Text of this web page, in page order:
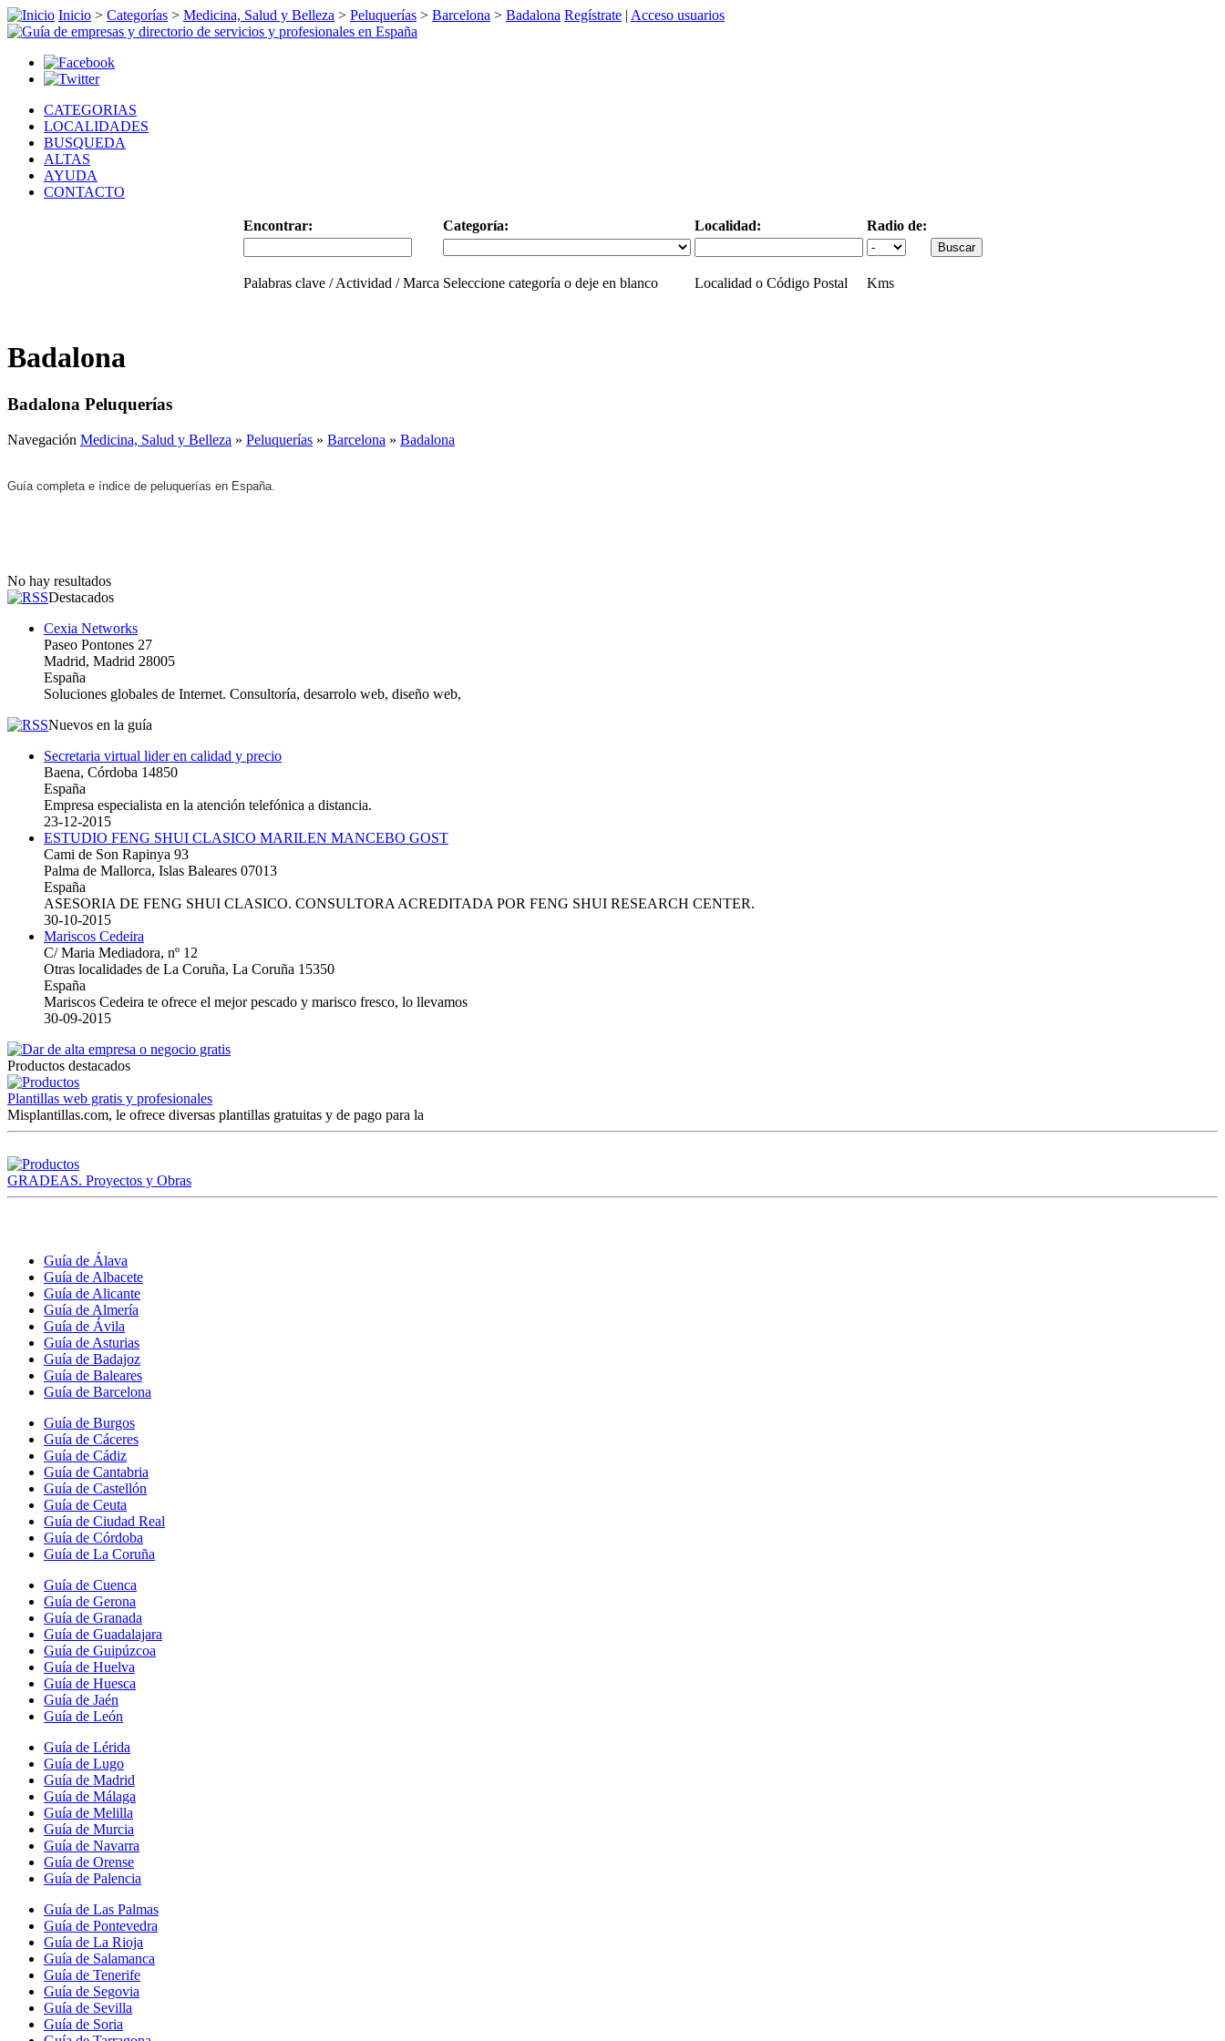
Inicio > Categorías > Medicina, Salud y Belleza > Peluquerías > Barcelona > Badalona Regístrate | Acceso usuarios
CATEGORIAS
LOCALIDADES
BUSQUEDA
ALTAS
AYUDA
CONTACTO
Encontrar: Categoría: Localidad: Radio de:
Palabras clave / Actividad / Marca Seleccione categoría o deje en blanco Localidad o Código Postal Kms
Badalona
Badalona Peluquerías
Navegación Medicina, Salud y Belleza » Peluquerías » Barcelona » Badalona
Guía completa e índice de peluquerías en España.
No hay resultados
Destacados
Cexia Networks
Paseo Pontones 27
Madrid, Madrid 28005
España
Soluciones globales de Internet. Consultoría, desarrolo web, diseño web,
Nuevos en la guía
Secretaria virtual lider en calidad y precio
Baena, Córdoba 14850
España
Empresa especialista en la atención telefónica a distancia.
23-12-2015
ESTUDIO FENG SHUI CLASICO MARILEN MANCEBO GOST
Cami de Son Rapinya 93
Palma de Mallorca, Islas Baleares 07013
España
ASESORIA DE FENG SHUI CLASICO. CONSULTORA ACREDITADA POR FENG SHUI RESEARCH CENTER.
30-10-2015
Mariscos Cedeira
C/ Maria Mediadora, nº 12
Otras localidades de La Coruña, La Coruña 15350
España
Mariscos Cedeira te ofrece el mejor pescado y marisco fresco, lo llevamos
30-09-2015
Productos destacados
Plantillas web gratis y profesionales
Misplantillas.com, le ofrece diversas plantillas gratuitas y de pago para la
GRADEAS. Proyectos y Obras
Guía de Álava
Guía de Albacete
Guía de Alicante
Guía de Almería
Guía de Ávila
Guía de Asturias
Guía de Badajoz
Guía de Baleares
Guía de Barcelona
Guía de Burgos
Guía de Cáceres
Guía de Cádiz
Guía de Cantabria
Guía de Castellón
Guía de Ceuta
Guía de Ciudad Real
Guía de Córdoba
Guía de La Coruña
Guía de Cuenca
Guía de Gerona
Guía de Granada
Guía de Guadalajara
Guía de Guipúzcoa
Guía de Huelva
Guía de Huesca
Guía de Jaén
Guía de León
Guía de Lérida
Guía de Lugo
Guía de Madrid
Guía de Málaga
Guía de Melilla
Guía de Murcia
Guía de Navarra
Guía de Orense
Guía de Palencia
Guía de Las Palmas
Guía de Pontevedra
Guía de La Rioja
Guía de Salamanca
Guía de Tenerife
Guía de Segovia
Guía de Sevilla
Guía de Soria